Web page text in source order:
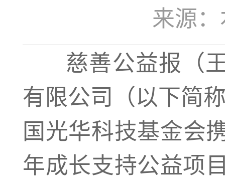
来源
慈善公益报（
有限公司（以下简
国光华科技基金会
年成长支持公益项